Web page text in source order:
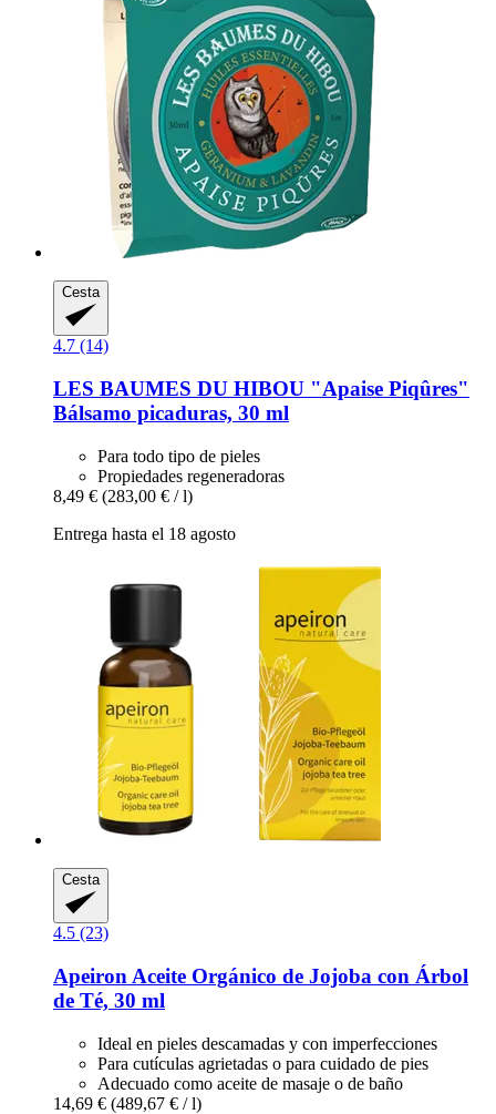
Cesta
4.7 (14)
LES BAUMES DU HIBOU "Apaise Piqûres"
Bálsamo picaduras, 30 ml
Para todo tipo de pieles
Propiedades regeneradoras
8,49 € (283,00 € / l)
Entrega hasta el 18 agosto
Cesta
4.5 (23)
Apeiron Aceite Orgánico de Jojoba con Árbol
de Té, 30 ml
Ideal en pieles descamadas y con imperfecciones
Para cutículas agrietadas o para cuidado de pies
Adecuado como aceite de masaje o de baño
14,69 € (489,67 € / l)